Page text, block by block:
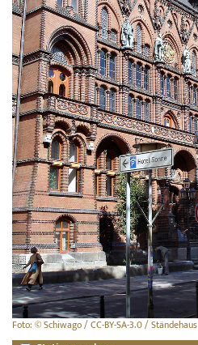
Foto: © Schiwago / CC-BY-SA-3.0 / Ständehaus